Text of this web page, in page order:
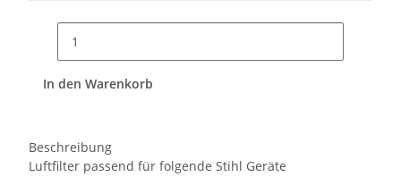
In den Warenkorb
Beschreibung
Luftfilter passend für folgende Stihl Geräte